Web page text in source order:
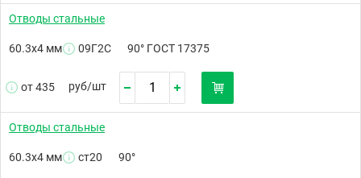
Отводы стальные
60.3х4 мм 09Г2С 90° ГОСТ 17375
от 435 руб/шт
Отводы стальные
60.3х4 мм ст20 90°